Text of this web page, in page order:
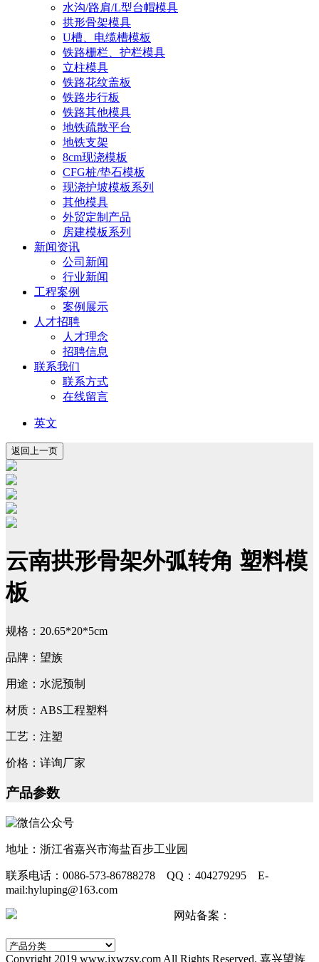
水沟/路肩/L型台帽模具
拱形骨架模具
U槽、电缆槽模板
铁路栅栏、护栏模具
立柱模具
铁路花纹盖板
铁路步行板
铁路其他模具
地铁疏散平台
地铁支架
8cm现浇模板
CFG桩/垫石模板
现浇护坡模板系列
其他模具
外贸定制产品
房建模板系列
新闻资讯
公司新闻
行业新闻
工程案例
案例展示
人才招聘
人才理念
招聘信息
联系我们
联系方式
在线留言
英文
云南拱形骨架外弧转角 塑料模
板
规格：20.65*20*5cm
品牌：望族
用途：水泥预制
材质：ABS工程塑料
工艺：注塑
价格：详询厂家
产品参数
地址：浙江省嘉兴市海盐百步工业园
联系电话：0086-573-86788278 QQ：404279295 E-
mail:hyluping@163.com
网站备案：
Copyright 2019 www.jxwzsy.com All Rights Reserved. 嘉兴望族